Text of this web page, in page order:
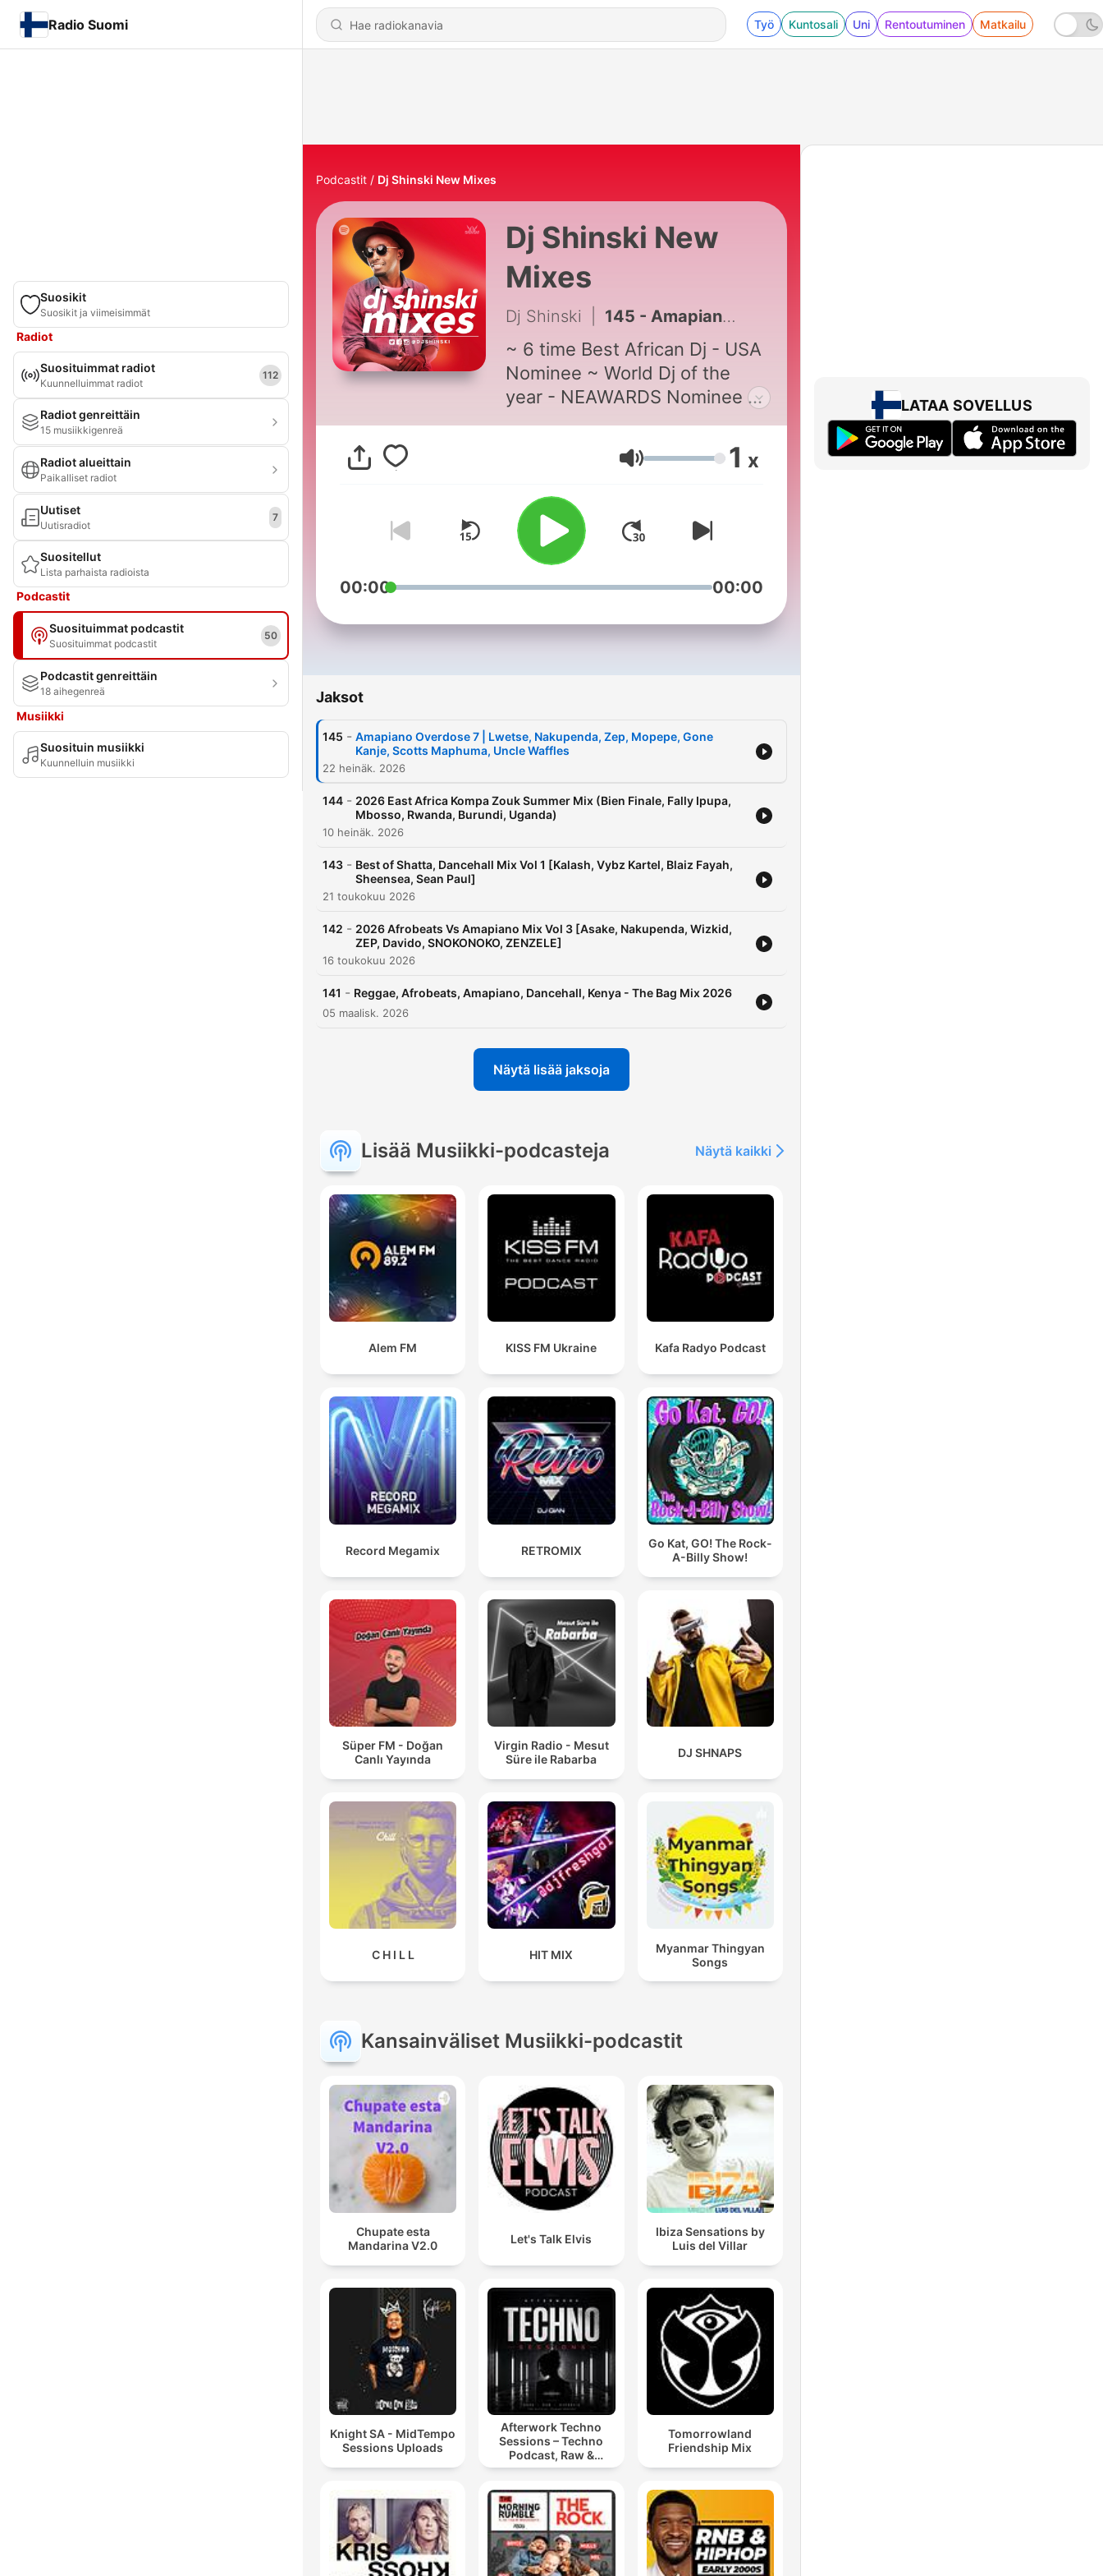
Radio Suomi Työ Kuntosali Uni Rentoutuminen Matkailu
Suosikit
Suosikit ja viimeisimmät
Radiot
Suosituimmat radiot
Kuunnelluimmat radiot
112
Radiot genreittäin
15 musiikkigenreä
Radiot alueittain
Paikalliset radiot
Uutiset
Uutisradiot
7
Suositellut
Lista parhaista radioista
Podcastit
Suosituimmat podcastit
Suosituimmat podcastit
50
Podcastit genreittäin
18 aihegenreä
Musiikki
Suosituin musiikki
Kuunnelluin musiikki
Podcastit Dj Shinski New Mixes
Dj Shinski New
Mixes
Dj Shinski 145 - Amapiano Overdose 7 | Lwetse, Nakupenda, Zep, Mopepe, Gone Kanje, Scotts Maphuma, Uncle Waffles
~ 6 time Best African Dj - USA
Nominee ~ World Dj of the
year - NEAWARDS Nominee ~
Winner of the 1st Dj Spinoff in
Houston Texas ~ For Bookings
Email : info@djshinski.com
Äänenvoimakkuus
1 x
00:00 00:00
Jaksot
145 - Amapiano Overdose 7 | Lwetse, Nakupenda, Zep, Mopepe, Gone
Kanje, Scotts Maphuma, Uncle Waffles
22 heinäk. 2026
144 - 2026 East Africa Kompa Zouk Summer Mix (Bien Finale, Fally Ipupa,
Mbosso, Rwanda, Burundi, Uganda)
10 heinäk. 2026
143 - Best of Shatta, Dancehall Mix Vol 1 [Kalash, Vybz Kartel, Blaiz Fayah,
Sheensea, Sean Paul]
21 toukokuu 2026
142 - 2026 Afrobeats Vs Amapiano Mix Vol 3 [Asake, Nakupenda, Wizkid,
ZEP, Davido, SNOKONOKO, ZENZELE]
16 toukokuu 2026
141 - Reggae, Afrobeats, Amapiano, Dancehall, Kenya - The Bag Mix 2026
05 maalisk. 2026
Näytä lisää jaksoja
Lisää Musiikki-podcasteja Näytä kaikki
Alem FM KISS FM Ukraine Kafa Radyo Podcast
Record Megamix RETROMIX
Go Kat, GO! The Rock-
A-Billy Show!
Süper FM - Doğan
Canlı Yayında
Virgin Radio - Mesut
Süre ile Rabarba
DJ SHNAPS
C H I L L HIT MIX
Myanmar Thingyan
Songs
Kansainväliset Musiikki-podcastit
Chupate esta
Mandarina V2.0
Let's Talk Elvis
Ibiza Sensations by
Luis del Villar
Knight SA - MidTempo
Sessions Uploads
Afterwork Techno
Sessions – Techno
Podcast, Raw &
Hypnotic Techno
Tomorrowland
Friendship Mix
LATAA SOVELLUS